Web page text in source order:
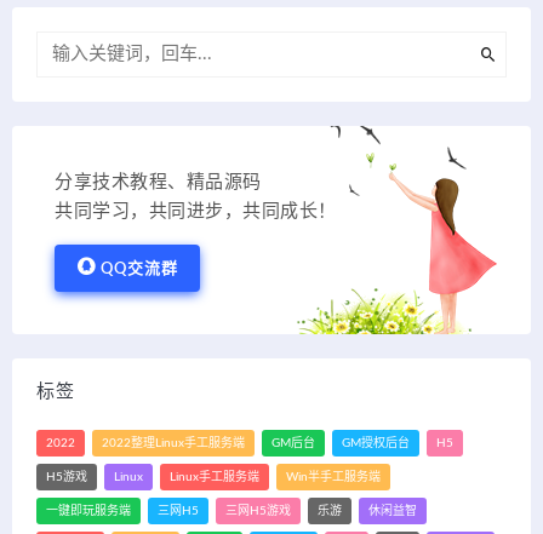
分享技术教程、精品源码
共同学习，共同进步，共同成长！
QQ交流群
标签
2022 2022整理Linux手工服务端 GM后台 GM授权后台 H5
H5游戏 Linux Linux手工服务端 Win半手工服务端
一键即玩服务端 三网H5 三网H5游戏 乐游 休闲益智